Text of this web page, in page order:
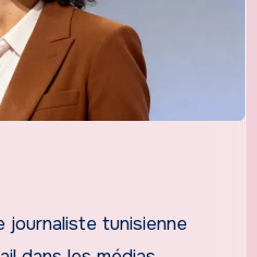
journaliste tunisienne